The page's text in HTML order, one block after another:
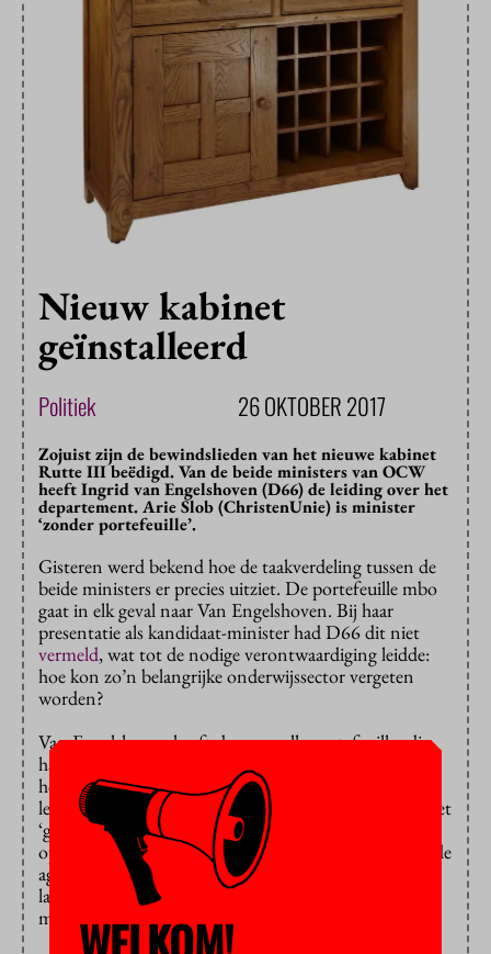
Nieuw kabinet
geïnstalleerd
Politiek 26 OKTOBER 2017
Zojuist zijn de bewindslieden van het nieuwe kabinet
Rutte III beëdigd. Van de beide ministers van OCW
heeft Ingrid van Engelshoven (D66) de leiding over het
departement. Arie Slob (ChristenUnie) is minister
‘zonder portefeuille’.
Gisteren werd bekend hoe de taakverdeling tussen de
beide ministers er precies uitziet. De portefeuille mbo
gaat in elk geval naar Van Engelshoven. Bij haar
presentatie als kandidaat-minister had D66 dit niet
vermeld, wat tot de nodige verontwaardiging leidde:
hoe kon zo’n belangrijke onderwijssector vergeten
worden?
Van Engelshoven heeft daarmee alle portefeuilles die
haar voorganger Jet Bussemaker ook had, waaronder
hoger onderwijs en wetenschapsbeleid,
lerarenopleidingen en volwasseneneducatie. Daar is het
‘groene’ onderwijs aan toegevoegd: denk aan de
opleidingen van de Wageningen Universiteit, en aan de
agrarische opleidingen in hbo en mbo. Die vallen niet
langer onder de verantwoordelijkheid van het
ministerie van Economische Zaken.